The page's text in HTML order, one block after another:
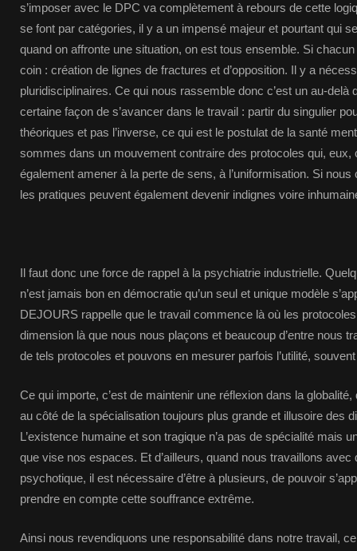
s’imposer avec le DPC va complètement à rebours de cette
se font par catégories, il y a un impensé majeur et pourtant qui
quand on affronte une situation, on est tous ensemble. Si
coin : création de lignes de fractures et d’opposition. Il y a
pluridisciplinaires. Ce qui nous rassemble donc c’est un au-delà
certaine façon de s’avancer dans le travail : partir du singulier
théoriques et pas l’inverse, ce qui est le postulat de la santé
sommes dans un mouvement contraire des protocoles qui, eux,
également amener à la perte de sens, à l’uniformisation. Si
les pratiques peuvent également devenir indignes voire
Il faut donc une force de rappel à la psychiatrie industrielle.
n’est jamais bon en démocratie qu’un seul et unique modèle
DEJOURS rappelle que le travail commence là où les
dimension là que nous nous plaçons et beaucoup d’entre nous
de tels protocoles et pouvons en mesurer parfois l’utilité,
Ce qui importe, c’est de maintenir une réflexion dans la
au côté de la spécialisation toujours plus grande et illusoire des
L’existence humaine et son tragique n’a pas de spécialité mais
que vise nos espaces. Et d’ailleurs, quand nous travaillons
psychotique, il est nécessaire d’être à plusieurs, de pouvoir
prendre en compte cette souffrance extrême.
Ainsi nous revendiquons une responsabilité dans notre travail,